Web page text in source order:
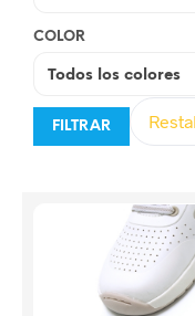
COLOR
FILTRAR